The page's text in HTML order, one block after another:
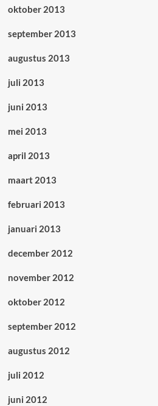
oktober 2013
september 2013
augustus 2013
juli 2013
juni 2013
mei 2013
april 2013
maart 2013
februari 2013
januari 2013
december 2012
november 2012
oktober 2012
september 2012
augustus 2012
juli 2012
juni 2012